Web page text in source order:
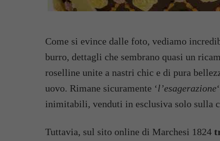
Come si evince dalle foto, vediamo
burro, dettagli che sembrano quasi un
roselline unite a nastri chic e di pura
uovo. Rimane sicuramente ‘l’esagerazione
inimitabili, venduti in esclusiva solo sulla
Tuttavia, sul sito online di Marchesi 1824